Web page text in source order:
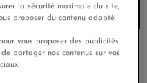
à 8 jours
Payez en 4x ou 10x
la sécurité maximale du site,
proposer du contenu adapté.
vous proposer des publicités
partager nos contenus sur vos